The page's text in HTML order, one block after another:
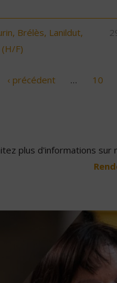
Brélès, Lanildut,
F)
‹ précédent … 10
plus d'informations